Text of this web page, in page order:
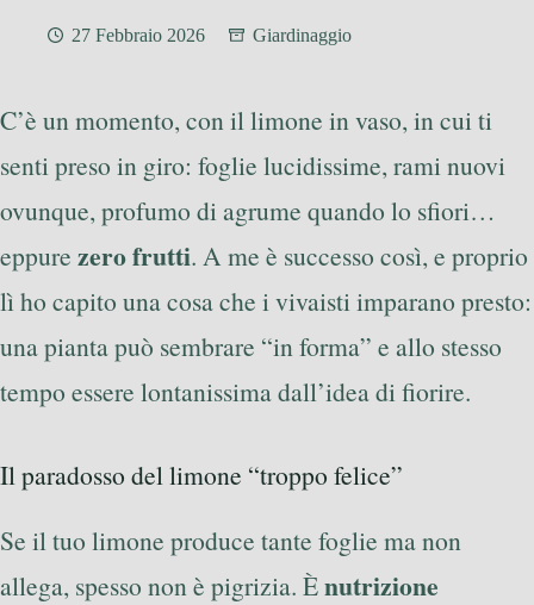
27 Febbraio 2026 Giardinaggio
C’è un momento, con il limone in vaso, in cui ti
senti preso in giro: foglie lucidissime, rami nuovi
ovunque, profumo di agrume quando lo sfiori…
eppure zero frutti. A me è successo così, e proprio
lì ho capito una cosa che i vivaisti imparano presto:
una pianta può sembrare “in forma” e allo stesso
tempo essere lontanissima dall’idea di fiorire.
Il paradosso del limone “troppo felice”
Se il tuo limone produce tante foglie ma non
allega, spesso non è pigrizia. Ènutrizione